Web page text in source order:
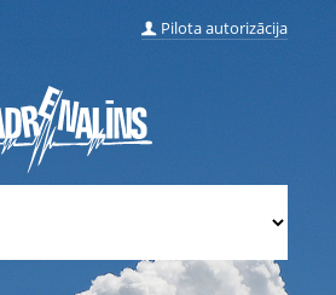
Pilota autorizācija